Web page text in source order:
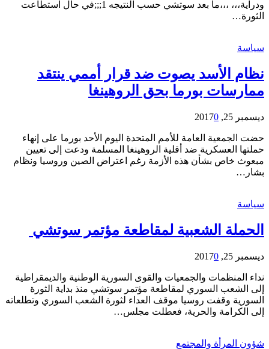
ودراية،،، ،،،ما بعد سوتشي حسب النتيجه 1;;;في حال استطاعت
الثورة…
سياسة
نظام الأسد يصوت ضد قرار أممي ينتقد
ممارسات بورما بحق الروهينغا
ديسمبر 25, 2017 0
حضت الجمعية العامة للأمم المتحدة اليوم الأحد بورما على إنهاء
حملتها العسكرية ضد أقلية الروهينغا المسلمة ودعت إلى تعيين
مبعوث خاص بشأن هذه الأزمة رغم اعتراض الصين وروسيا ونظام
بشار…
سياسة
الحملة الشعبية لمقاطعة مؤتمر سوتشي
ديسمبر 25, 2017 0
نداء المنظمات والجمعيات والقوى السورية الوطنية والديمقراطية
إلى الشعب السوري لمقاطعة مؤتمر سوتشي منذ بداية الثورة
السورية وقفت روسيا موقف العداء لثورة الشعب السوري وتطلعاته
إلى الكرامة والحرية، فعطلت مجلس…
شؤون المرأة والمجتمع